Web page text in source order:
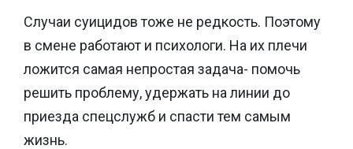
Случаи суицидов тоже не редкость. Поэтому
в смене работают и психологи. На их плечи
ложится самая непростая задача- помочь
решить проблему, удержать на линии до
приезда спецслужб и спасти тем самым
жизнь.